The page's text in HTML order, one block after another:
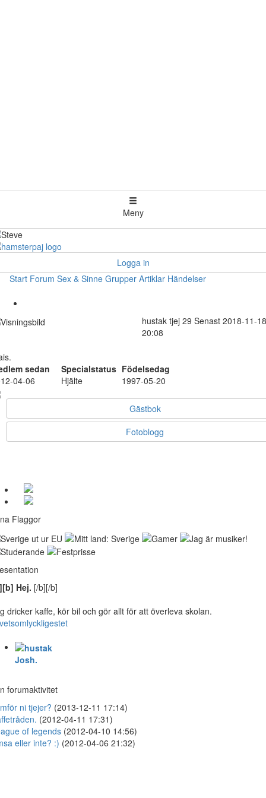
Meny
Logga in
Start Forum Sex & Sinne Grupper Artiklar Händelser
hustak tjej 29 Senast 2018-11-18
20:08
sedan
Specialstatus Födelsedag
04-06
Hjälte 1997-05-20
Gästbok
Fotoblogg
Flaggor
Hej. [/b][/b]
dricker kaffe, kör bil och gör allt för att överleva skolan.
Josh.
forumaktivitet
ni tjejer? (2013-12-11 17:14)
(2012-04-11 17:31)
of legends (2012-04-10 14:56)
eller inte? :) (2012-04-06 21:32)